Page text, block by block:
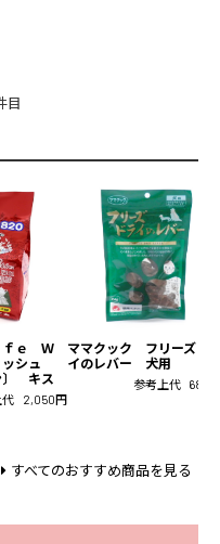
目
ｆｅ Ｗ
ッシュ
〕 キス
代 2,050円
ママクック フリーズド
イのレバー 犬用
参考上代 680
すべてのおすすめ商品を見る